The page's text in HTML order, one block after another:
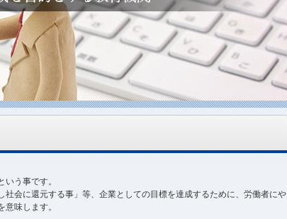
う事です。
社会に還元する事」等、企業としての目標を達成するために、労働者にや
味します。